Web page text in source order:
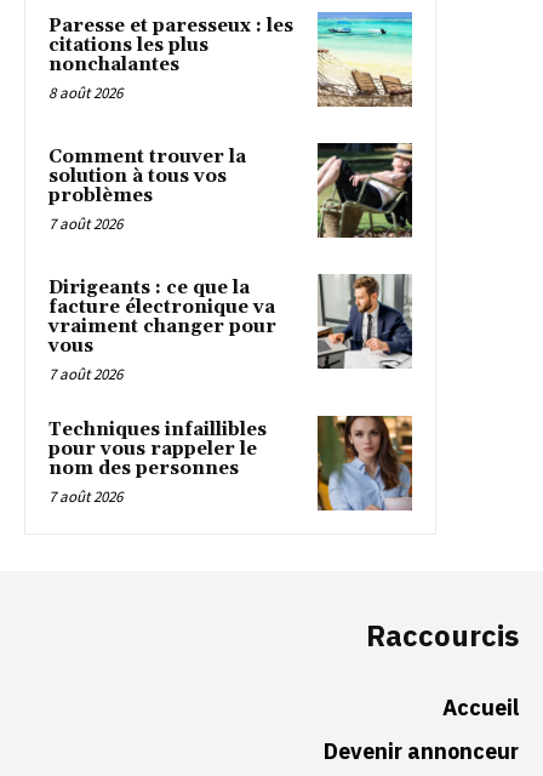
Paresse et paresseux : les
citations les plus
nonchalantes
8 août 2026
Comment trouver la
solution à tous vos
problèmes
7 août 2026
Dirigeants : ce que la
facture électronique va
vraiment changer pour
vous
7 août 2026
Techniques infaillibles
pour vous rappeler le
nom des personnes
7 août 2026
Raccourcis
Accueil
Devenir annonceur